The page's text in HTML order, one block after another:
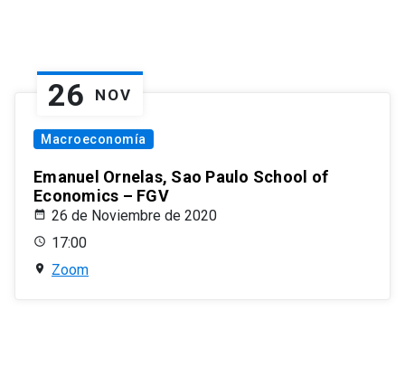
26 NOV
Macroeconomía
Emanuel Ornelas, Sao Paulo School of
Economics – FGV
26 de Noviembre de 2020
17:00
Zoom